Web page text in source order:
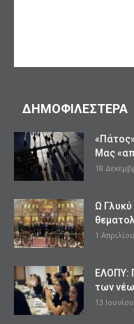
ΔΗΜΟΦΙΛΕΣΤΕΡΑ
Μας
18
Ω
1
ΕΛΟΠΥ:
των
13